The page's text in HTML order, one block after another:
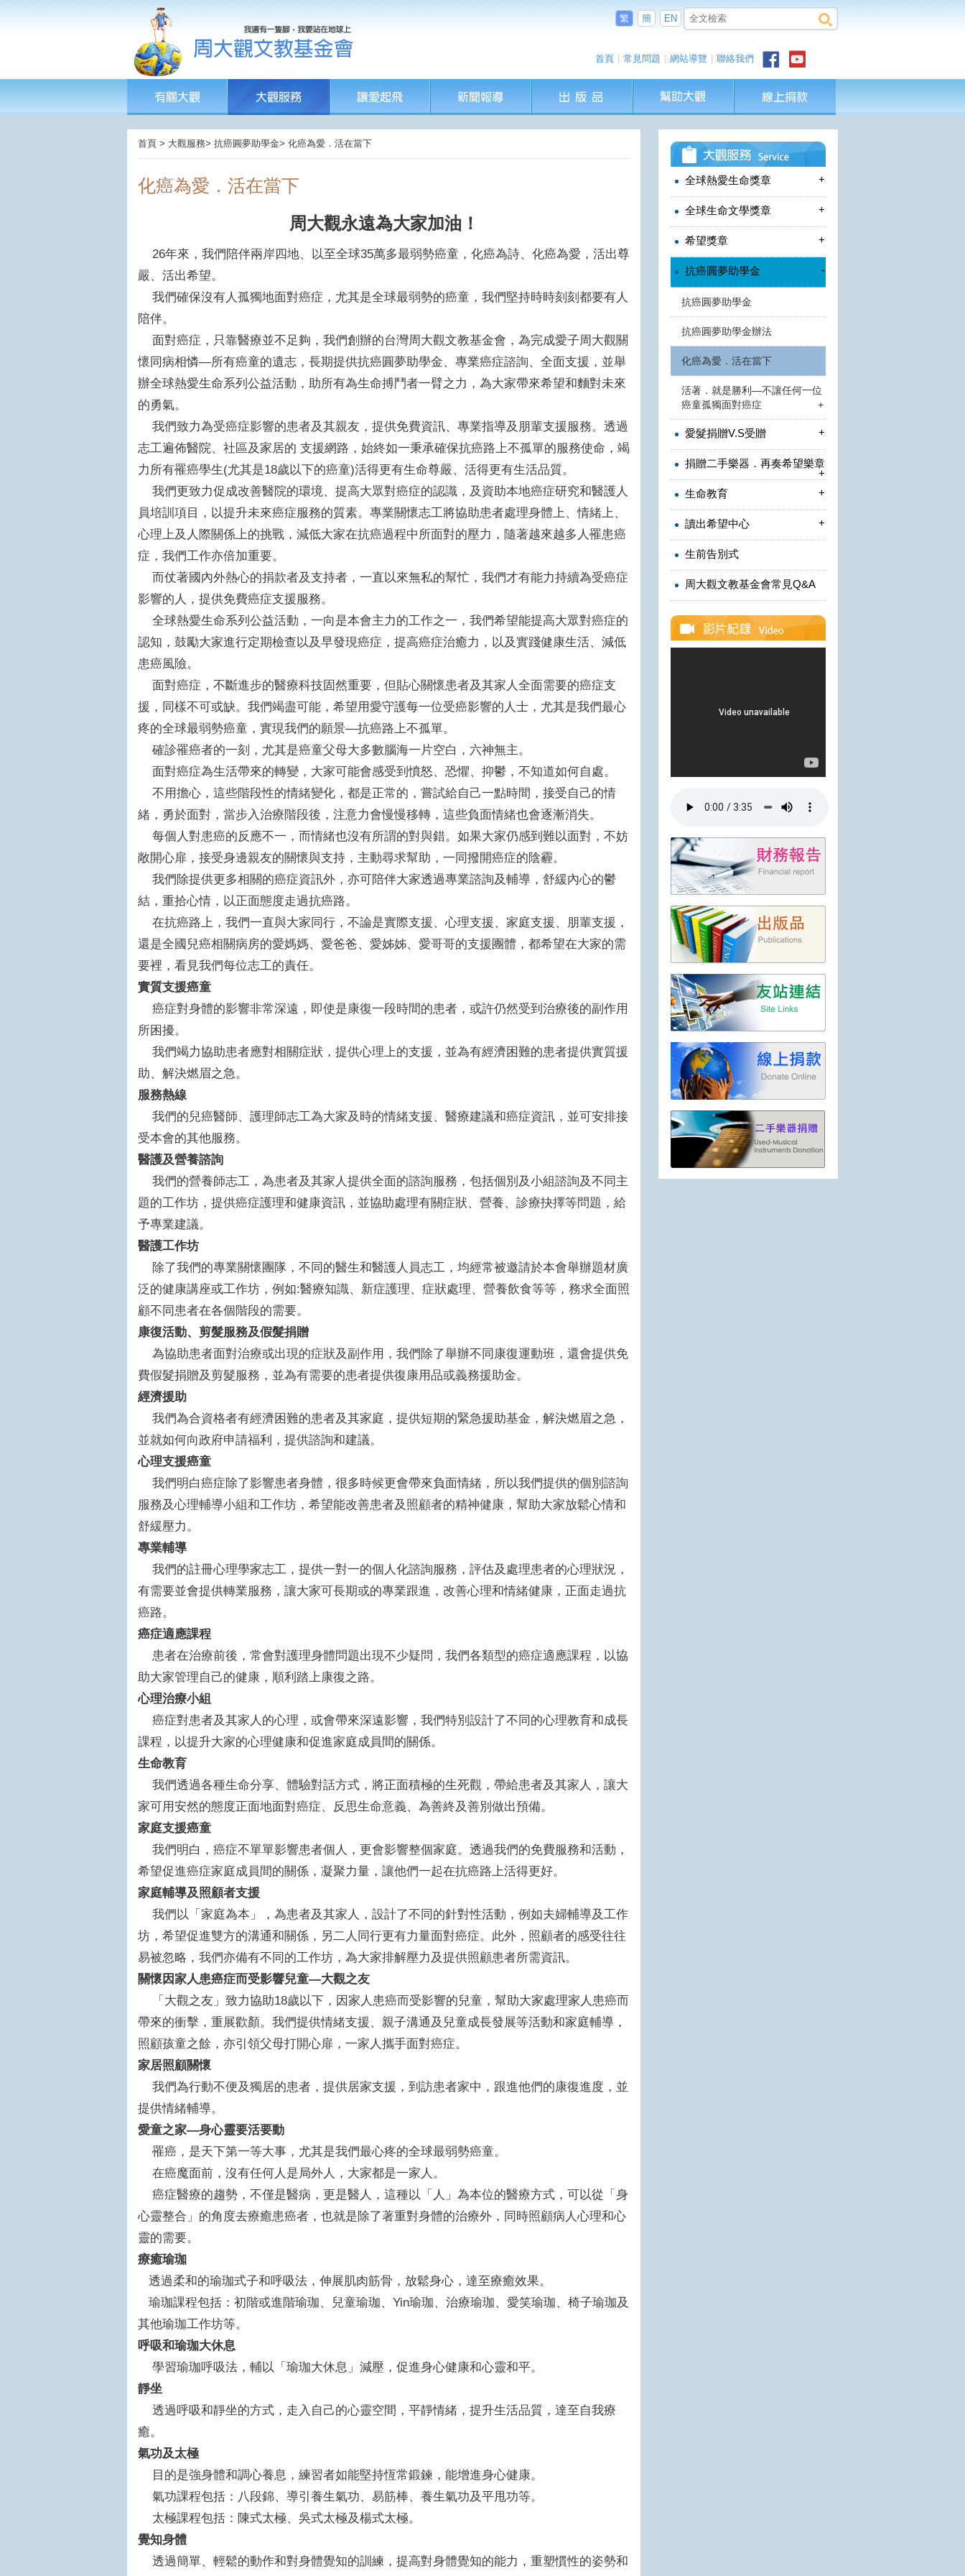
繁 簡 EN
首頁 常見問題 網站導覽 聯絡我們
首頁 > 大觀服務> 抗癌圓夢助學金> 化癌為愛．活在當下
化癌為愛．活在當下
周大觀永遠為大家加油！
26年來，我們陪伴兩岸四地、以至全球35萬多最弱勢癌童，化癌為詩、化癌為愛，活出尊
嚴、活出希望。
我們確保沒有人孤獨地面對癌症，尤其是全球最弱勢的癌童，我們堅持時時刻刻都要有人
陪伴。
面對癌症，只靠醫療並不足夠，我們創辦的台灣周大觀文教基金會，為完成愛子周大觀關
懷同病相憐—所有癌童的遺志，長期提供抗癌圓夢助學金、專業癌症諮詢、全面支援，並舉
辦全球熱愛生命系列公益活動，助所有為生命搏鬥者一臂之力，為大家帶來希望和麵對未來
的勇氣。
我們致力為受癌症影響的患者及其親友，提供免費資訊、專業指導及朋輩支援服務。透過
志工遍佈醫院、社區及家居的 支援網路，始終如一秉承確保抗癌路上不孤單的服務使命，竭
力所有罹癌學生(尤其是18歲以下的癌童)活得更有生命尊嚴、活得更有生活品質。
我們更致力促成改善醫院的環境、提高大眾對癌症的認識，及資助本地癌症研究和醫護人
員培訓項目，以提升未來癌症服務的質素。專業關懷志工將協助患者處理身體上、情緒上、
心理上及人際關係上的挑戰，減低大家在抗癌過程中所面對的壓力，隨著越來越多人罹患癌
症，我們工作亦倍加重要。
而仗著國內外熱心的捐款者及支持者，一直以來無私的幫忙，我們才有能力持續為受癌症
影響的人，提供免費癌症支援服務。
全球熱愛生命系列公益活動，一向是本會主力的工作之一，我們希望能提高大眾對癌症的
認知，鼓勵大家進行定期檢查以及早發現癌症，提高癌症治癒力，以及實踐健康生活、減低
患癌風險。
面對癌症，不斷進步的醫療科技固然重要，但貼心關懷患者及其家人全面需要的癌症支
援，同樣不可或缺。我們竭盡可能，希望用愛守護每一位受癌影響的人士，尤其是我們最心
疼的全球最弱勢癌童，實現我們的願景—抗癌路上不孤單。
確診罹癌者的一刻，尤其是癌童父母大多數腦海一片空白，六神無主。
面對癌症為生活帶來的轉變，大家可能會感受到憤怒、恐懼、抑鬱，不知道如何自處。
不用擔心，這些階段性的情緒變化，都是正常的，嘗試給自己一點時間，接受自己的情
緒，勇於面對，當步入治療階段後，注意力會慢慢移轉，這些負面情緒也會逐漸消失。
每個人對患癌的反應不一，而情緒也沒有所謂的對與錯。如果大家仍感到難以面對，不妨
敞開心扉，接受身邊親友的關懷與支持，主動尋求幫助，一同撥開癌症的陰霾。
我們除提供更多相關的癌症資訊外，亦可陪伴大家透過專業諮詢及輔導，舒緩內心的鬱
結，重拾心情，以正面態度走過抗癌路。
在抗癌路上，我們一直與大家同行，不論是實際支援、心理支援、家庭支援、朋輩支援，
還是全國兒癌相關病房的愛媽媽、愛爸爸、愛姊姊、愛哥哥的支援團體，都希望在大家的需
要裡，看見我們每位志工的責任。
實質支援癌童
癌症對身體的影響非常深遠，即使是康復一段時間的患者，或許仍然受到治療後的副作用
所困擾。
我們竭力協助患者應對相關症狀，提供心理上的支援，並為有經濟困難的患者提供實質援
助、解決燃眉之急。
服務熱線
我們的兒癌醫師、護理師志工為大家及時的情緒支援、醫療建議和癌症資訊，並可安排接
受本會的其他服務。
醫護及營養諮詢
我們的營養師志工，為患者及其家人提供全面的諮詢服務，包括個別及小組諮詢及不同主
題的工作坊，提供癌症護理和健康資訊，並協助處理有關症狀、營養、診療抉擇等問題，給
予專業建議。
醫護工作坊
除了我們的專業關懷團隊，不同的醫生和醫護人員志工，均經常被邀請於本會舉辦題材廣
泛的健康講座或工作坊，例如:醫療知識、新症護理、症狀處理、營養飲食等等，務求全面照
顧不同患者在各個階段的需要。
康復活動、剪髮服務及假髮捐贈
為協助患者面對治療或出現的症狀及副作用，我們除了舉辦不同康復運動班，還會提供免
費假髮捐贈及剪髮服務，並為有需要的患者提供復康用品或義務援助金。
經濟援助
我們為合資格者有經濟困難的患者及其家庭，提供短期的緊急援助基金，解決燃眉之急，
並就如何向政府申請福利，提供諮詢和建議。
心理支援癌童
我們明白癌症除了影響患者身體，很多時候更會帶來負面情緒，所以我們提供的個別諮詢
服務及心理輔導小組和工作坊，希望能改善患者及照顧者的精神健康，幫助大家放鬆心情和
舒緩壓力。
專業輔導
我們的註冊心理學家志工，提供一對一的個人化諮詢服務，評估及處理患者的心理狀況，
有需要並會提供轉業服務，讓大家可長期或的專業跟進，改善心理和情緒健康，正面走過抗
癌路。
癌症適應課程
患者在治療前後，常會對護理身體問題出現不少疑問，我們各類型的癌症適應課程，以協
助大家管理自己的健康，順利踏上康復之路。
心理治療小組
癌症對患者及其家人的心理，或會帶來深遠影響，我們特別設計了不同的心理教育和成長
課程，以提升大家的心理健康和促進家庭成員間的關係。
生命教育
我們透過各種生命分享、體驗對話方式，將正面積極的生死觀，帶給患者及其家人，讓大
家可用安然的態度正面地面對癌症、反思生命意義、為善終及善別做出預備。
家庭支援癌童
我們明白，癌症不單單影響患者個人，更會影響整個家庭。透過我們的免費服務和活動，
希望促進癌症家庭成員間的關係，凝聚力量，讓他們一起在抗癌路上活得更好。
家庭輔導及照顧者支援
我們以「家庭為本」，為患者及其家人，設計了不同的針對性活動，例如夫婦輔導及工作
坊，希望促進雙方的溝通和關係，另二人同行更有力量面對癌症。此外，照顧者的感受往往
易被忽略，我們亦備有不同的工作坊，為大家排解壓力及提供照顧患者所需資訊。
關懷因家人患癌症而受影響兒童—大觀之友
「大觀之友」致力協助18歲以下，因家人患癌而受影響的兒童，幫助大家處理家人患癌而
帶來的衝擊，重展歡顏。我們提供情緒支援、親子溝通及兒童成長發展等活動和家庭輔導，
照顧孩童之餘，亦引領父母打開心扉，一家人攜手面對癌症。
家居照顧關懷
我們為行動不便及獨居的患者，提供居家支援，到訪患者家中，跟進他們的康復進度，並
提供情緒輔導。
愛童之家—身心靈要活要動
罹癌，是天下第一等大事，尤其是我們最心疼的全球最弱勢癌童。
在癌魔面前，沒有任何人是局外人，大家都是一家人。
癌症醫療的趨勢，不僅是醫病，更是醫人，這種以「人」為本位的醫療方式，可以從「身
心靈整合」的角度去療癒患癌者，也就是除了著重對身體的治療外，同時照顧病人心理和心
靈的需要。
療癒瑜珈
透過柔和的瑜珈式子和呼吸法，伸展肌肉筋骨，放鬆身心，達至療癒效果。
瑜珈課程包括：初階或進階瑜珈、兒童瑜珈、Yin瑜珈、治療瑜珈、愛笑瑜珈、椅子瑜珈及
其他瑜珈工作坊等。
呼吸和瑜珈大休息
學習瑜珈呼吸法，輔以「瑜珈大休息」減壓，促進身心健康和心靈和平。
靜坐
透過呼吸和靜坐的方式，走入自己的心靈空間，平靜情緒，提升生活品質，達至自我療
癒。
氣功及太極
目的是強身體和調心養息，練習者如能堅持恆常鍛鍊，能增進身心健康。
氣功課程包括：八段錦、導引養生氣功、易筋棒、養生氣功及平甩功等。
太極課程包括：陳式太極、吳式太極及楊式太極。
覺知身體
透過簡單、輕鬆的動作和對身體覺知的訓練，提高對身體覺知的能力，重塑慣性的姿勢和
全球熱愛生命獎章 +
全球生命文學獎章 +
希望獎章 +
抗癌圓夢助學金 -
抗癌圓夢助學金
抗癌圓夢助學金辦法
化癌為愛．活在當下
活著．就是勝利—不讓任何一位
癌童孤獨面對癌症
+
愛髮捐贈V.S受贈 +
捐贈二手樂器．再奏希望樂章
+
生命教育
+
讀出希望中心 +
生前告別式
周大觀文教基金會常見Q&A